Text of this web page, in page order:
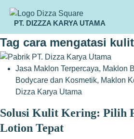
PT. DIZZZA KARYA UTAMA
Tag cara mengatasi
Jasa Maklon Terpercaya, Maklon
Bodycare dan Kosmetik, Maklon
Dizza Karya Utama
Solusi Kulit Kering: Pilih
Lotion Tepat